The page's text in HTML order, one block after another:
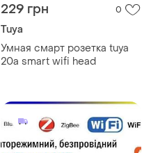
229 грн 0
Tuya
Умная смарт розетка tuya
20а smart wifi head